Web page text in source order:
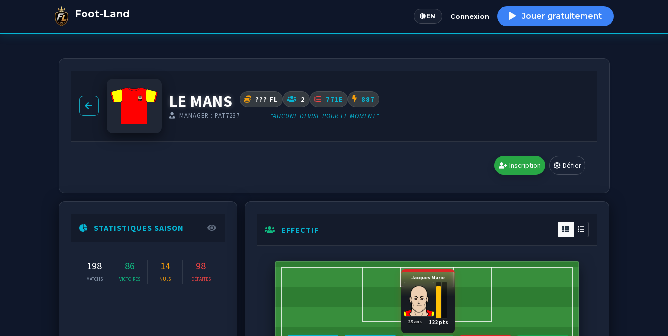
Foot-Land EN
English Connexion Jouer gratuitement
LE MANS
MANAGER : PAT7237
??? FL 2 771E 887
"AUCUNE DEVISE POUR LE MOMENT"
Inscription Défier
STATISTIQUES SAISON
198
MATCHS
86
VICTOIRES
14
NULS
98
DÉFAITES
EFFECTIF
Jacques Marie
122 pts
25 ans